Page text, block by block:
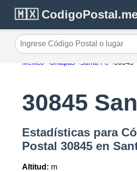
🇲🇽
Ingrese Código Postal o lugar
México Chiapas Santa Fe 30845
30845
Estadísticas para
Postal 30845 en
Altitud: m